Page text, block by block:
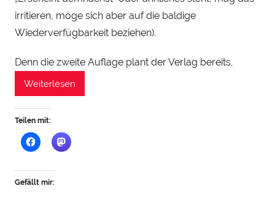
n
h
irritieren, möge sich aber auf die baldige
Wiederverfügbarkeit beziehen).
Denn die zweite Auflage plant der Verlag bereits,
Weiterlesen
Teilen mit:
Gefällt mir: